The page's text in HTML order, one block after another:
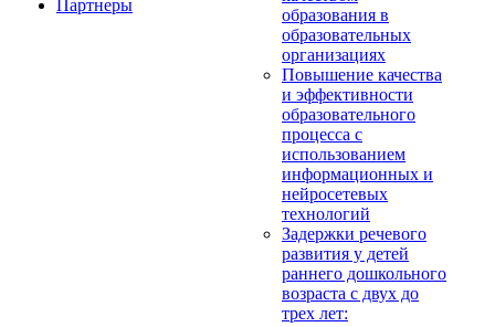
Партнеры
образования в
образовательных
организациях
Повышение качества
и эффективности
образовательного
процесса с
использованием
информационных и
нейросетевых
технологий
Задержки речевого
развития у детей
раннего дошкольного
возраста с двух до
трех лет: